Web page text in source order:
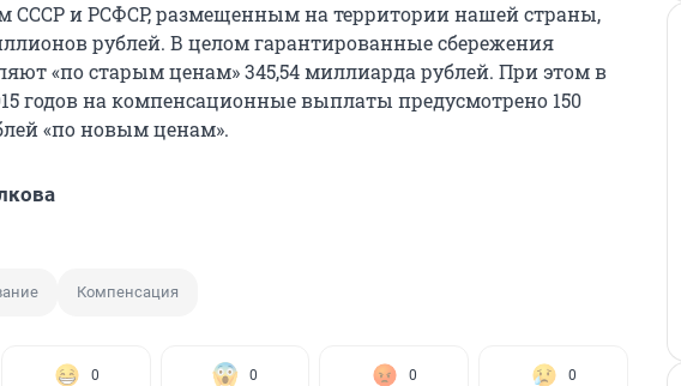
СССР и РСФСР, размещенным на территории нашей страны,
рублей. В целом гарантированные сбережения
«по старым ценам» 345,54 миллиарда рублей. При этом в
годов на компенсационные выплаты предусмотрено 150
«по новым ценам».
Компенсация
0 0 0 0